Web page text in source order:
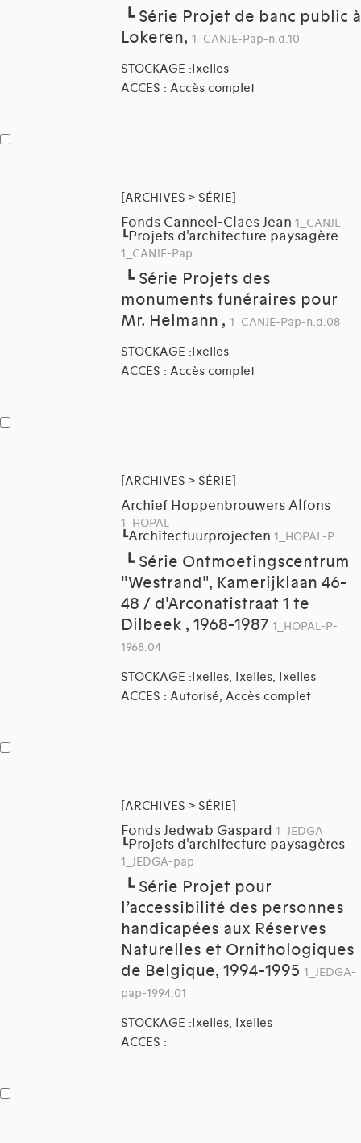
┗ Série Projet de banc public à
Lokeren, 1_CANJE-Pap-n.d.10
STOCKAGE :Ixelles
ACCES : Accès complet
[ARCHIVES > SÉRIE]
Fonds Canneel-Claes Jean 1_CANJE
┗Projets d'architecture paysagère
1_CANJE-Pap
┗ Série Projets des
monuments funéraires pour
Mr. Helmann , 1_CANJE-Pap-n.d.08
STOCKAGE :Ixelles
ACCES : Accès complet
[ARCHIVES > SÉRIE]
Archief Hoppenbrouwers Alfons
1_HOPAL
┗Architectuurprojecten 1_HOPAL-P
┗ Série Ontmoetingscentrum
"Westrand", Kamerijklaan 46-
48 / d'Arconatistraat 1 te
Dilbeek , 1968-1987 1_HOPAL-P-
1968.04
STOCKAGE :Ixelles, Ixelles, Ixelles
ACCES : Autorisé, Accès complet
[ARCHIVES > SÉRIE]
Fonds Jedwab Gaspard 1_JEDGA
┗Projets d'architecture paysagères
1_JEDGA-pap
┗ Série Projet pour
l’accessibilité des personnes
handicapées aux Réserves
Naturelles et Ornithologiques
de Belgique, 1994-1995 1_JEDGA-
pap-1994.01
STOCKAGE :Ixelles, Ixelles
ACCES :